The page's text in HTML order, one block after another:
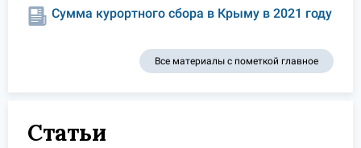
Сумма курортного сбора в Крыму в 2021 году
Все материалы с пометкой главное
Статьи